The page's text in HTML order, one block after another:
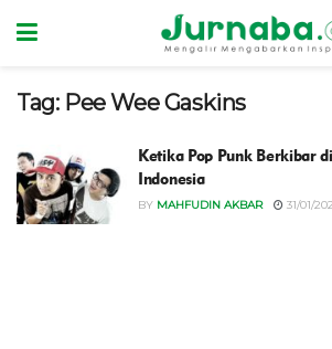
Tag: Pee Wee Gaskins
Ketika Pop Punk Berkibar
Indonesia
BY MAHFUDIN AKBAR 31/01/